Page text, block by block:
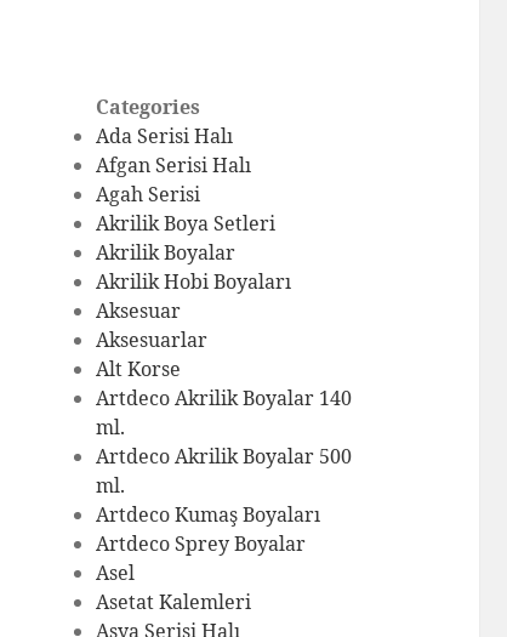
Categories
Ada Serisi Halı
Afgan Serisi Halı
Agah Serisi
Akrilik Boya Setleri
Akrilik Boyalar
Akrilik Hobi Boyaları
Aksesuar
Aksesuarlar
Alt Korse
Artdeco Akrilik Boyalar 140
ml.
Artdeco Akrilik Boyalar 500
ml.
Artdeco Kumaş Boyaları
Artdeco Sprey Boyalar
Asel
Asetat Kalemleri
Asya Serisi Halı